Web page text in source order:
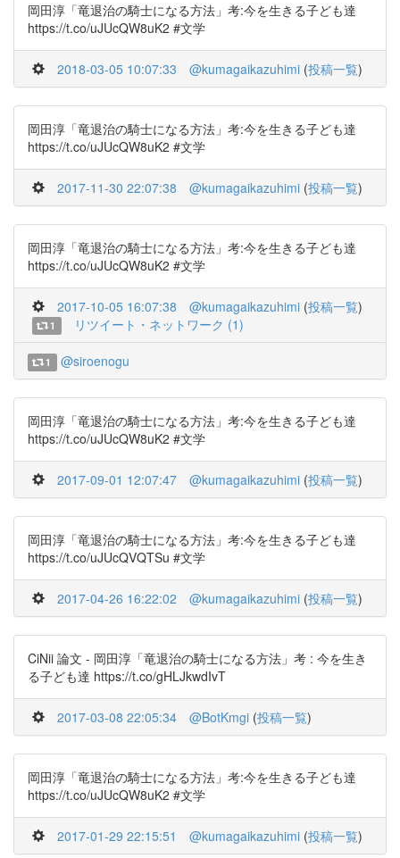
岡田淳「竜退治の騎士になる方法」考:今を生きる子ども達
https://t.co/uJUcQW8uK2 #文学
2018-03-05 10:07:33 @kumagaikazuhimi (投稿一覧)
岡田淳「竜退治の騎士になる方法」考:今を生きる子ども達
https://t.co/uJUcQW8uK2 #文学
2017-11-30 22:07:38 @kumagaikazuhimi (投稿一覧)
岡田淳「竜退治の騎士になる方法」考:今を生きる子ども達
https://t.co/uJUcQW8uK2 #文学
2017-10-05 16:07:38 @kumagaikazuhimi (投稿一覧)
1 リツイート・ネットワーク (1)
1 @siroenogu
岡田淳「竜退治の騎士になる方法」考:今を生きる子ども達
https://t.co/uJUcQW8uK2 #文学
2017-09-01 12:07:47 @kumagaikazuhimi (投稿一覧)
岡田淳「竜退治の騎士になる方法」考:今を生きる子ども達
https://t.co/uJUcQVQTSu #文学
2017-04-26 16:22:02 @kumagaikazuhimi (投稿一覧)
CiNii 論文 - 岡田淳「竜退治の騎士になる方法」考 : 今を生き
る子ども達 https://t.co/gHLJkwdIvT
2017-03-08 22:05:34 @BotKmgi (投稿一覧)
岡田淳「竜退治の騎士になる方法」考:今を生きる子ども達
https://t.co/uJUcQW8uK2 #文学
2017-01-29 22:15:51 @kumagaikazuhimi (投稿一覧)